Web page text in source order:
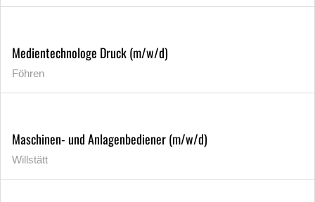
Medientechnologe Druck (m/w/d)
Föhren
Maschinen- und Anlagenbediener (m/w/d)
Willstätt